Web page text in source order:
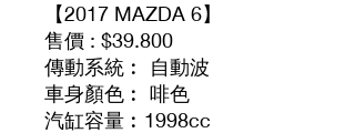
【2017 MAZDA 6】
售價 : $39.800
傳動系統︰ 自動波
車身顏色︰ 啡色
汽缸容量︰1998cc